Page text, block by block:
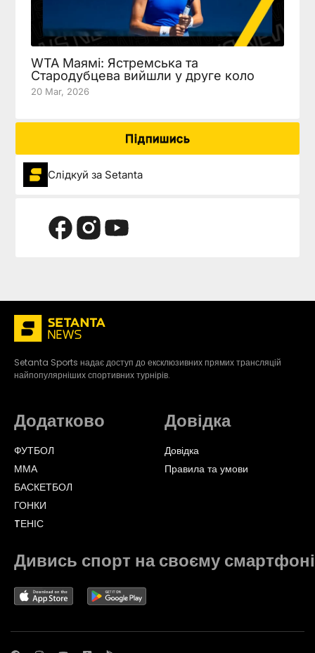
WTA Маямі: Ястремська та
Стародубцева вийшли у друге коло
20 Mar, 2026
Підпишись
Слідкуй за Setanta
Setanta Sports надає доступ до ексклюзивних прямих трансляцій
найпопулярніших спортивних турнірів.
Додатково
ФУТБОЛ
ММА
БАСКЕТБОЛ
ГОНКИ
TЕНІС
Довідка
Довідка
Правила та умови
Дивись спорт на своєму смартфоні